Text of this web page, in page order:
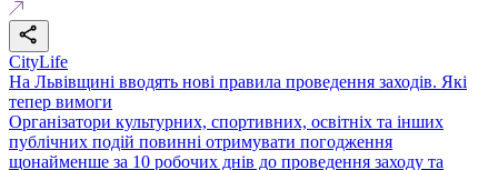
CityLife
На Львівщині вводять нові правила проведення заходів. Які
тепер вимоги
Організатори культурних, спортивних, освітніх та інших
публічних подій повинні отримувати погодження
щонайменше за 10 робочих днів до проведення заходу та